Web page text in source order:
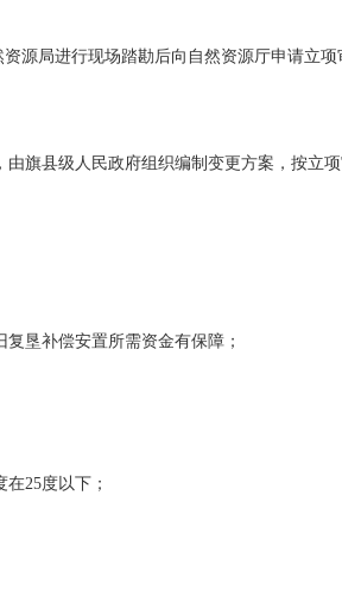
源局进行现场踏勘后向自然资源厅申请立项
旗县级人民政府组织编制变更方案，按立
垦补偿安置所需资金有保障；
25度以下；